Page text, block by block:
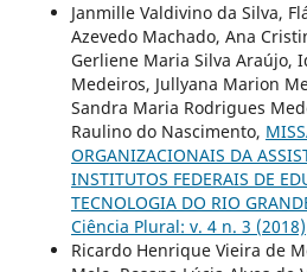
Janmille Valdivino da Silva,
Azevedo Machado, Ana
Gerliene Maria Silva Araújo,
Medeiros, Jullyana Marion
Sandra Maria Rodrigues
Raulino do Nascimento,
ORGANIZACIONAIS DA
INSTITUTOS FEDERAIS DE
TECNOLOGIA DO RIO
Ciência Plural: v. 4 n. 3 (2018)
Ricardo Henrique Vieira de